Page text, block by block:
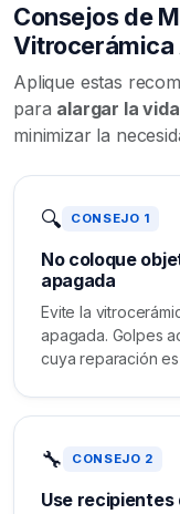
Consejos de
Vitrocerámica
Aplique estas
para alargar la
minimizar la
🔍 CONSEJO 1
No coloque
apagada
Evite la
apagada. Golpes
cuya reparación es
🔧 CONSEJO 2
Use recipientes